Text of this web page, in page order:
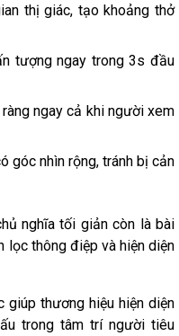
thị giác, tạo khoảng thở
tượng ngay trong 3s đầu
ngay cả khi người xem
góc nhìn rộng, tránh bị cản
nghĩa tối giản còn là bài
lọc thông điệp và hiện diện
thương hiệu hiện diện
trong tâm trí người tiêu